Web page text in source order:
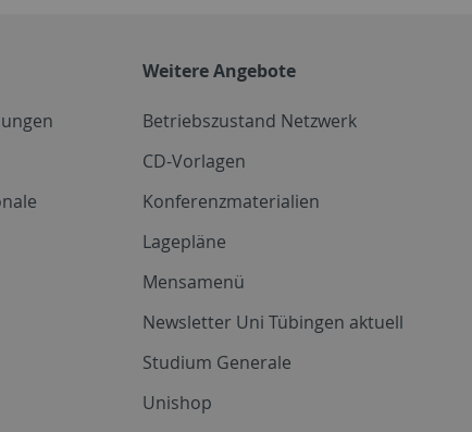
Weitere Angebote
Betriebszustand Netzwerk
CD-Vorlagen
Konferenzmaterialien
Lagepläne
Mensamenü
Newsletter Uni Tübingen aktuell
Studium Generale
Unishop